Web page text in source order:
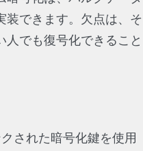
装できます。欠点は、そ
でも復号化できること
された暗号化鍵を使用